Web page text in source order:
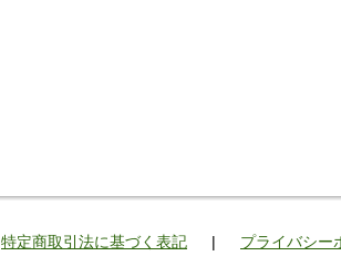
特定商取引法に基づく表記 | プライバシー